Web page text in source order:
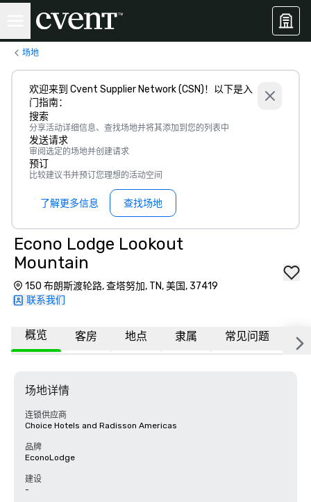
场地
欢迎来到 Cvent Supplier Network (CSN)！以下是入
门指南：
搜索
分享活动详细信息、查找场地并将其添加到您的列表中
发送请求
审阅选定的场地并创建请求
预订
比较建议书并预订您理想的活动空间
了解更多信息 查找场地
Econo Lodge Lookout
Mountain
150 布朗斯渡轮路, 查塔努加, TN, 美国, 37419
联系我们
概览 客房 地点 隶属 常见问题
场地详情
连锁供应商
Choice Hotels and Radisson Americas
品牌
EconoLodge
建设
-